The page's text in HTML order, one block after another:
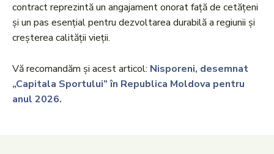
contract reprezintă un angajament onorat față de cetățeni
și un pas esențial pentru dezvoltarea durabilă a regiunii și
creșterea calității vieții.
Vă recomandăm și acest articol: Nisporeni, desemnat
„Capitala Sportului” în Republica Moldova pentru
anul 2026.